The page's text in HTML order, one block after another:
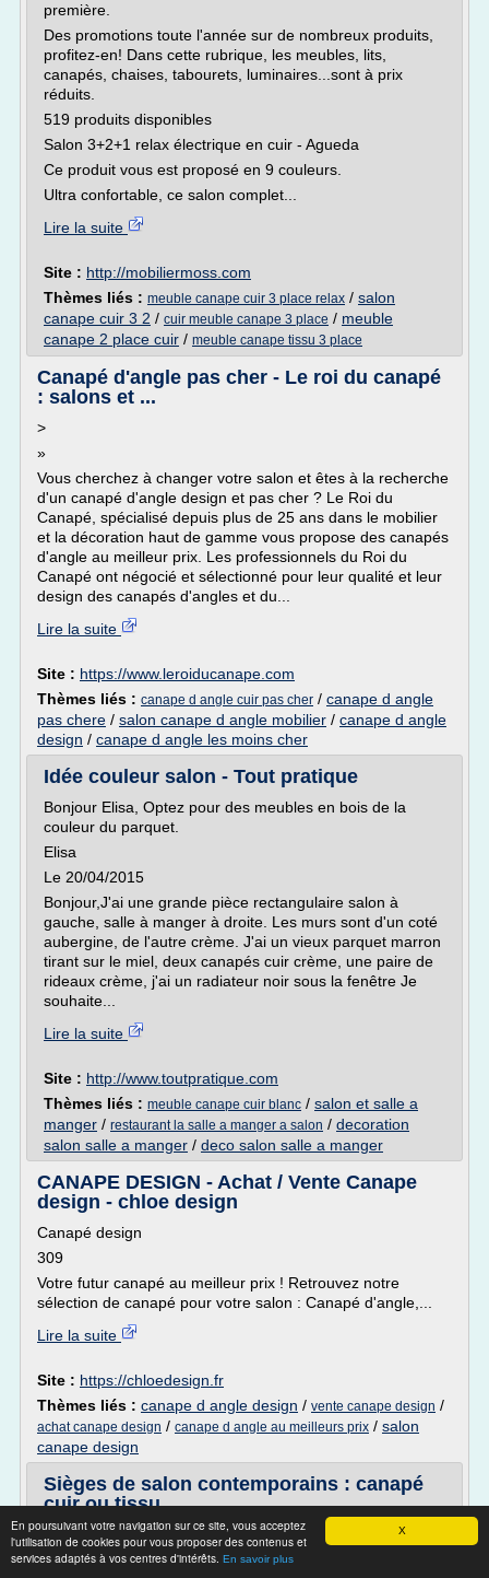
X
En poursuivant votre navigation sur ce site, vous acceptez
l'utilisation de cookies pour vous proposer des contenus et
services adaptés à vos centres d'intérêts. En savoir plus
première.
Des promotions toute l'année sur de nombreux produits,
profitez-en! Dans cette rubrique, les meubles, lits,
canapés, chaises, tabourets, luminaires...sont à prix
réduits.
519 produits disponibles
Salon 3+2+1 relax électrique en cuir - Agueda
Ce produit vous est proposé en 9 couleurs.
Ultra confortable, ce salon complet...
Lire la suite
Site : http://mobiliermoss.com
Thèmes liés : meuble canape cuir 3 place relax / salon
canape cuir 3 2 / cuir meuble canape 3 place / meuble
canape 2 place cuir / meuble canape tissu 3 place
Canapé d'angle pas cher - Le roi du canapé
: salons et ...
>
»
Vous cherchez à changer votre salon et êtes à la recherche
d'un canapé d'angle design et pas cher ? Le Roi du
Canapé, spécialisé depuis plus de 25 ans dans le mobilier
et la décoration haut de gamme vous propose des canapés
d'angle au meilleur prix. Les professionnels du Roi du
Canapé ont négocié et sélectionné pour leur qualité et leur
design des canapés d'angles et du...
Lire la suite
Site : https://www.leroiducanape.com
Thèmes liés : canape d angle cuir pas cher / canape d angle
pas chere / salon canape d angle mobilier / canape d angle
design / canape d angle les moins cher
Idée couleur salon - Tout pratique
Bonjour Elisa, Optez pour des meubles en bois de la
couleur du parquet.
Elisa
Le 20/04/2015
Bonjour,J'ai une grande pièce rectangulaire salon à
gauche, salle à manger à droite. Les murs sont d'un coté
aubergine, de l'autre crème. J'ai un vieux parquet marron
tirant sur le miel, deux canapés cuir crème, une paire de
rideaux crème, j'ai un radiateur noir sous la fenêtre Je
souhaite...
Lire la suite
Site : http://www.toutpratique.com
Thèmes liés : meuble canape cuir blanc / salon et salle a
manger / restaurant la salle a manger a salon / decoration
salon salle a manger / deco salon salle a manger
CANAPE DESIGN - Achat / Vente Canape
design - chloe design
Canapé design
309
Votre futur canapé au meilleur prix ! Retrouvez notre
sélection de canapé pour votre salon : Canapé d'angle,...
Lire la suite
Site : https://chloedesign.fr
Thèmes liés : canape d angle design / vente canape design /
achat canape design / canape d angle au meilleurs prix / salon
canape design
Sièges de salon contemporains : canapé
cuir ou tissu ...
Canapé CIRRUS DUVIVIER - FIRST TIME
Table Repas Table MONTANA Chaise LISA